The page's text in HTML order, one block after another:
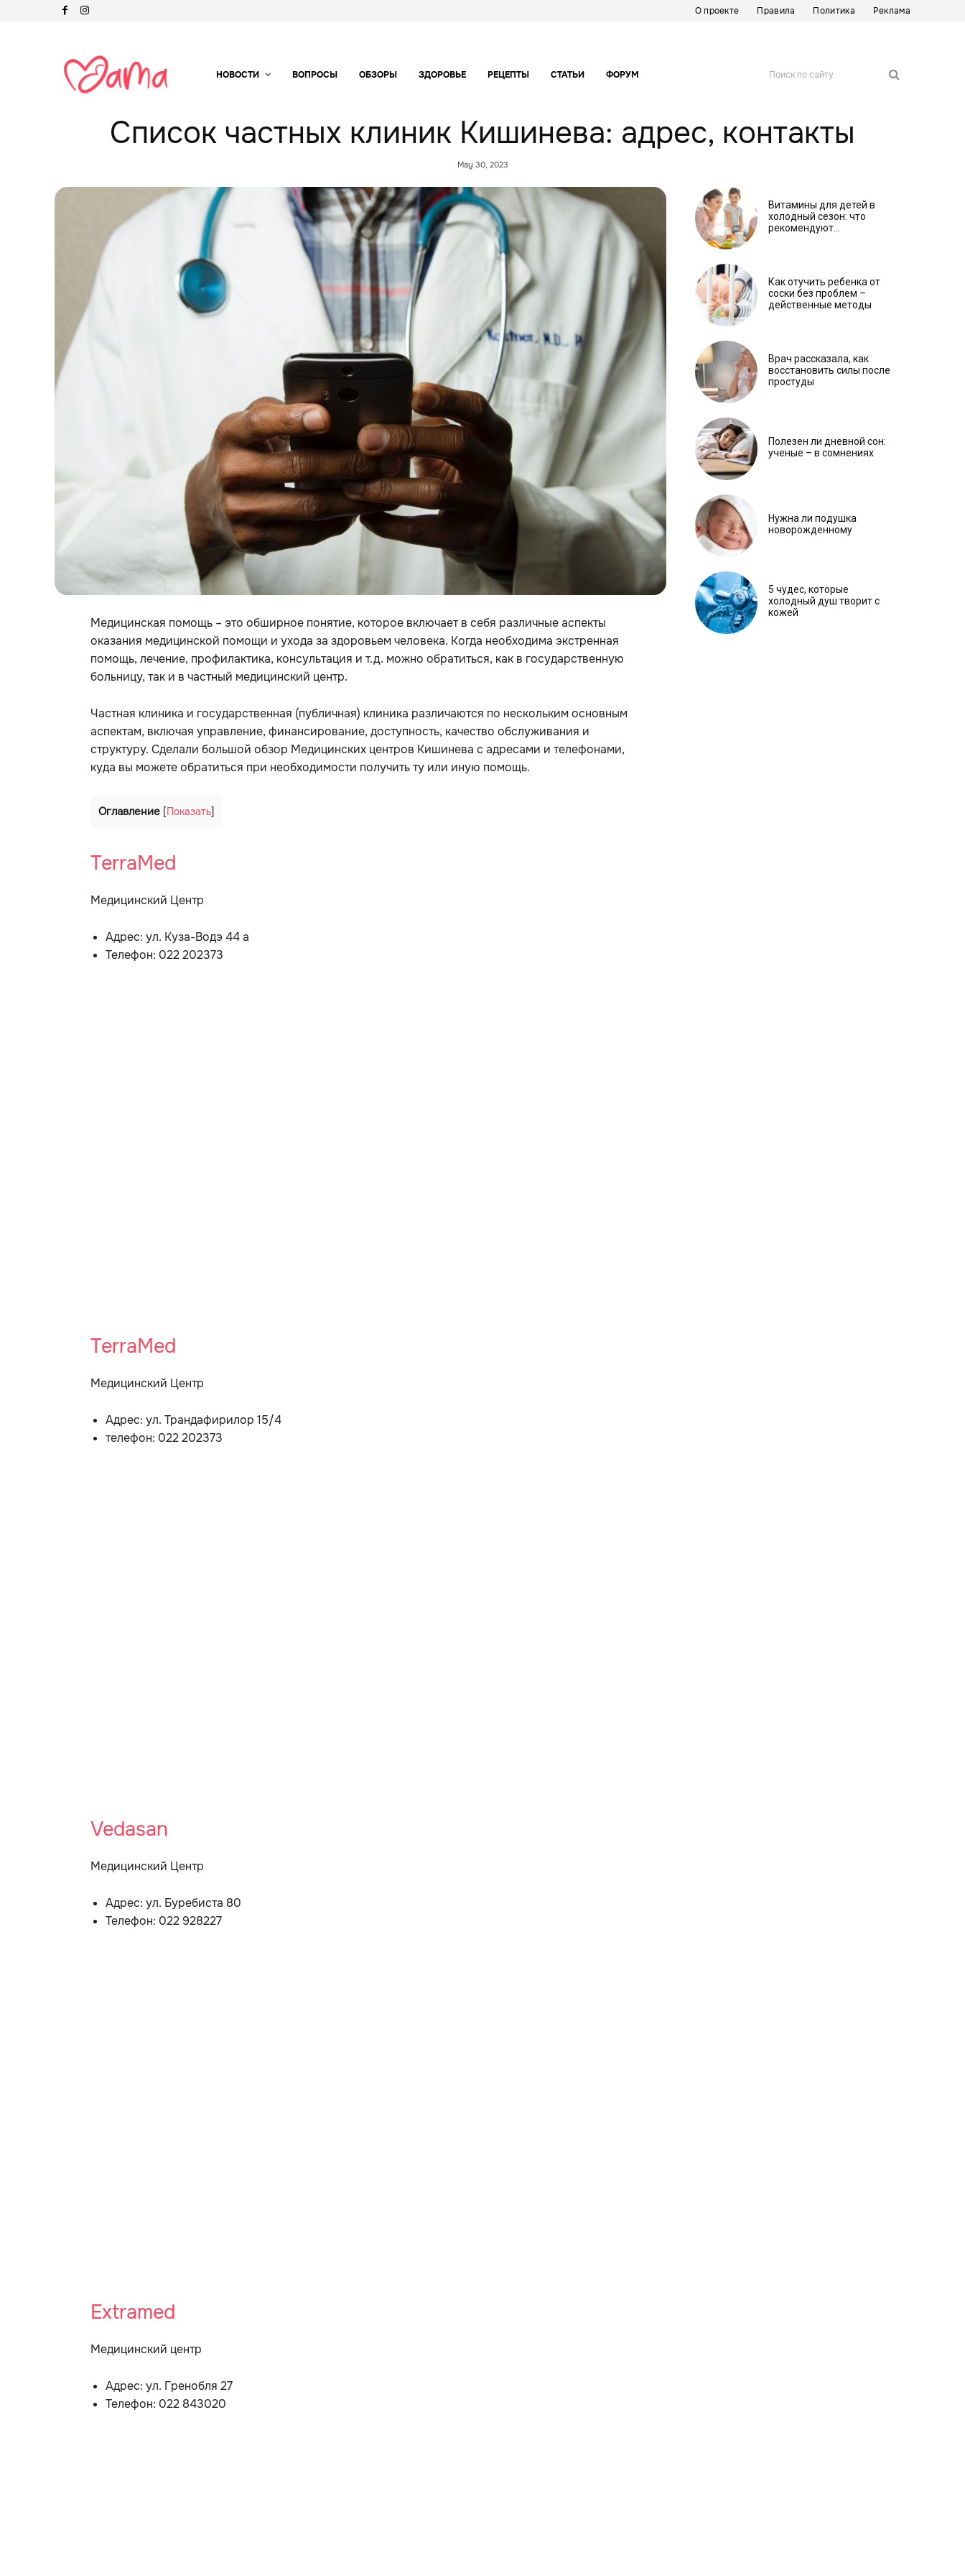
О проекте Правила Политика Реклама
НОВОСТИ ВОПРОСЫ ОБЗОРЫ ЗДОРОВЬЕ РЕЦЕПТЫ СТАТЬИ ФОРУМ Поиск по сайту
Список частных клиник Кишинева: адрес, контакты
May 30, 2023
Медицинская помощь – это обширное понятие, которое включает в себя различные аспекты
оказания медицинской помощи и ухода за здоровьем человека. Когда необходима экстренная
помощь, лечение, профилактика, консультация и т.д. можно обратиться, как в государственную
больницу, так и в частный медицинский центр.
Частная клиника и государственная (публичная) клиника различаются по нескольким основным
аспектам, включая управление, финансирование, доступность, качество обслуживания и
структуру. Сделали большой обзор Медицинских центров Кишинева с адресами и телефонами,
куда вы можете обратиться при необходимости получить ту или иную помощь.
Оглавление [Показать]
TerraMed
Медицинский Центр
Адрес: ул. Куза-Водэ 44 а
Телефон: 022 202373
TerraMed
Медицинский Центр
Адрес: ул. Трандафирилор 15/4
телефон: 022 202373
Vedasan
Медицинский Центр
Адрес: ул. Буребиста 80
Телефон: 022 928227
Extramed
Медицинский центр
Адрес: ул. Гренобля 27
Телефон: 022 843020
Витамины для детей в
холодный сезон: что
рекомендуют
Как отучить ребенка от
соски без проблем –
действенные методы
Врач рассказала, как
восстановить силы после
простуды
Полезен ли дневной сон:
ученые – в сомнениях
Нужна ли подушка
новорожденному
5 чудес, которые
холодный душ творит с
кожей